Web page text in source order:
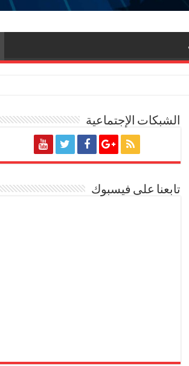
التحتية المصرية
الشبكات الإجتماعية
تابعنا على فيسبوك